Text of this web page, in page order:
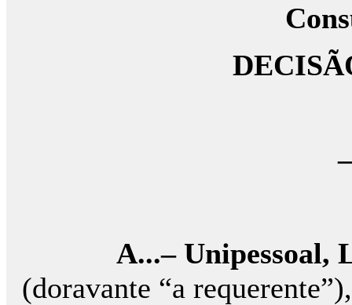
A...– Unipessoal,
(dora­van­te “a